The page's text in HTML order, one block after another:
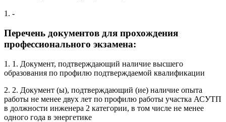
1. -
Перечень документов для прохождения
профессионального экзамена:
1. 1. Документ, подтверждающий наличие высшего
образования по профилю подтверждаемой квалификации
2. 2. Документ (ы), подтверждающий (ие) наличие опыта
работы не менее двух лет по профилю работы участка АСУТП
в должности инженера 2 категории, в том числе не менее
одного года в энергетике